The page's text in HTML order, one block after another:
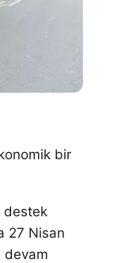
bir
destek
27 Nisan
devam